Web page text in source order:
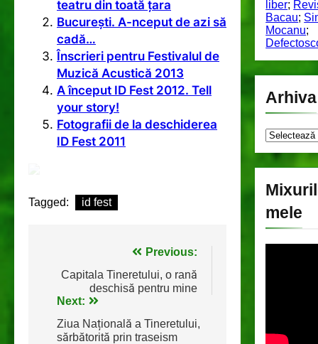
teatru din toată țara
București. A-nceput de azi să
cadă…
Înscrieri pentru Festivalul de
Muzică Acustică 2013
A început ID Fest 2012. Tell
your story!
Fotografii de la deschiderea
ID Fest 2011
Tagged: id fest
articole
Previous:
Capitala Tineretului, o rană
deschisă pentru mine
Next:
Ziua Națională a Tineretului,
sărbătorită prin traseism
liber;
Bacau;
Mocanu;
Arhiva
Arhiva
mele